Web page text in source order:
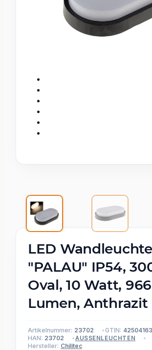
LED Wandleuchte
"PALAU" IP54,
Oval, 10 Watt, 966
Lumen, Anthrazit
Artikelnummer: 23702 GTIN:
HAN: 23702 AUSSENLEUCHTEN
Hersteller: Chilitec